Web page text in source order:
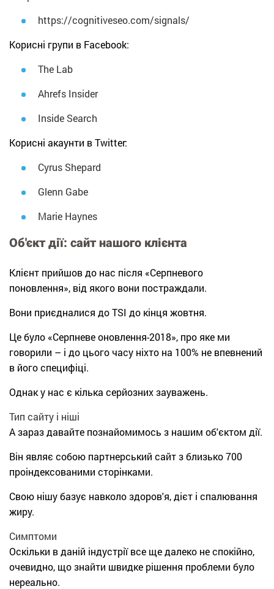
https://cognitiveseo.com/signals/
Корисні групи в Facebook:
The Lab
Ahrefs Insider
Inside Search
Корисні акаунти в Twitter:
Cyrus Shepard
Glenn Gabe
Marie Haynes
Об'єкт дії: сайт нашого клієнта
Клієнт прийшов до нас після «Серпневого
поновлення», від якого вони постраждали.
Вони приєдналися до TSI до кінця жовтня.
Це було «Серпневе оновлення-2018», про яке ми
говорили – і до цього часу ніхто на 100% не впевнений
в його специфіці.
Однак у нас є кілька серйозних зауважень.
Тип сайту і ніші
А зараз давайте познайомимось з нашим об'єктом дії.
Він являє собою партнерський сайт з близько 700
проіндексованими сторінками.
Свою нішу базує навколо здоров'я, дієт і спалювання
жиру.
Симптоми
Оскільки в даній індустрії все ще далеко не спокійно,
очевидно, що знайти швидке рішення проблеми було
нереально.